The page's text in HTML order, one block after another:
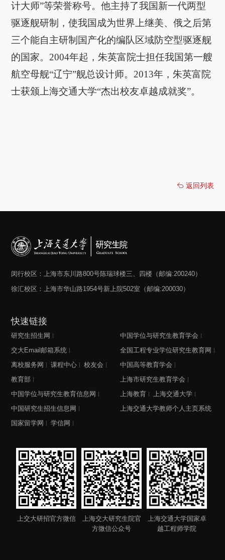
计大师”等荣誉称号。他主持了我国新一代两型
驱逐舰研制，使我国成为世界上继美、俄之后第
三个能自主研制国产化的编队区域防空型驱逐舰
的国家。2004年起，朱英富院士担任我国第一艘
航空母舰“辽宁”舰总设计师。2013年，朱英富院
士获颁上海交通大学“杰出校友卓越成就奖”。
返回列表
闵行校区：上海市东川路800号陈瑞球楼三、四楼（邮编:200240）
徐汇校区：上海市华山路1954号新上院502室（邮编:200030）
快速链接
研究生招生网
交大Email邮箱系统
离校服务网
课程中心
校友会
教育部
中国学位与研究生教育信息网
中国研究生招生信息网
国家留学网
学信网
中国学位与研究生教育学会
全国工程专业学位研究生教育网
中国高等教育学会
上海市研究生教育学会
上海教育
上海交通大学
上海交通大学教师个人主页系统
上交大研招官方微信
上海交大研究生院官
方微信公众号
上海交通大学国家卓
越工程师学院